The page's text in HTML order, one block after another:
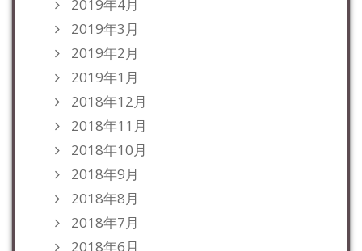
2019年4月
2019年3月
2019年2月
2019年1月
2018年12月
2018年11月
2018年10月
2018年9月
2018年8月
2018年7月
2018年6月